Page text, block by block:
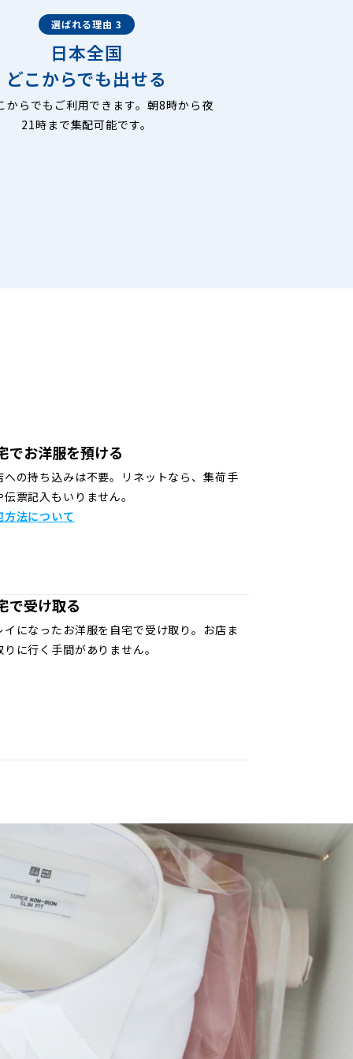
選ばれる理由 3
日本全国
どこからでも出せる
からでもご利用できます。朝8時から夜
21時まで集配可能です。
でお洋服を預ける
への持ち込みは不要。リネットなら、集荷手
伝票記入もいりません。
方法について
で受け取る
イになったお洋服を自宅で受け取り。お店ま
りに行く手間がありません。